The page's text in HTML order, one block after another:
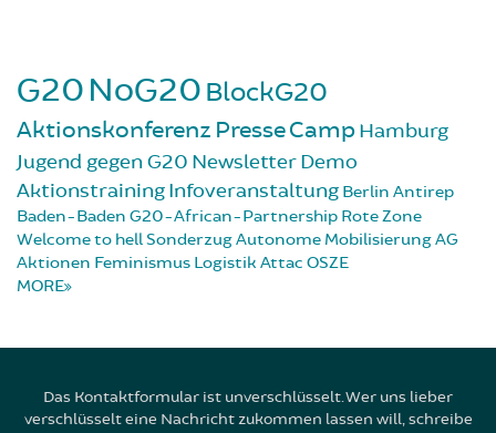
G20NoG20 BlockG20
Aktionskonferenz PresseCampHamburg
Jugend gegen G20 NewsletterDemo
AktionstrainingInfoveranstaltung Berlin Antirep
Baden-Baden G20-African-Partnership Rote Zone
Welcome to hellSonderzugAutonome MobilisierungAG
Aktionen Feminismus Logistik Attac OSZE
MORE
Das Kontaktformular ist unverschlüsselt. Wer uns lieber
verschlüsselt eine Nachricht zukommen lassen will, schreibe